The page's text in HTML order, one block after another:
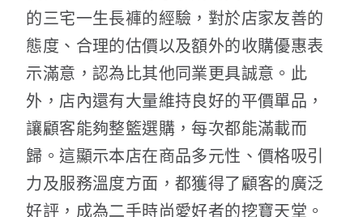
的三宅一生長褲的經驗，對於店家友善的
態度、合理的估價以及額外的收購優惠表
示滿意，認為比其他同業更具誠意。此
外，店內還有大量維持良好的平價單品，
讓顧客能夠整籃選購，每次都能滿載而
歸。這顯示本店在商品多元性、價格吸引
力及服務溫度方面，都獲得了顧客的廣泛
好評，成為二手時尚愛好者的挖寶天堂。